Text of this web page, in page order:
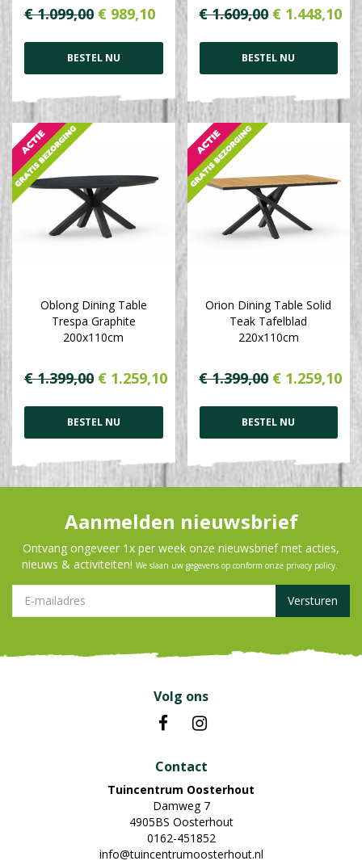
€ 1.099,00 € 989,10
BESTEL NU
€ 1.609,00 € 1.448,10
BESTEL NU
Oblong Dining Table
Trespa Graphite
200x110cm
€ 1.399,00 € 1.259,10
BESTEL NU
Orion Dining Table Solid
Teak Tafelblad
220x110cm
€ 1.399,00 € 1.259,10
BESTEL NU
Aanmelden nieuwsbrief
Ontvang ongeveer 1x per week onze nieuwsbrief met acties,
nieuws & activiteiten! We slaan uw gegevens op conform onze privacy policy.
Volg ons
Contact
Tuincentrum Oosterhout
Damweg 7
4905BS Oosterhout
0162-451852
info@tuincentrumoosterhout.nl